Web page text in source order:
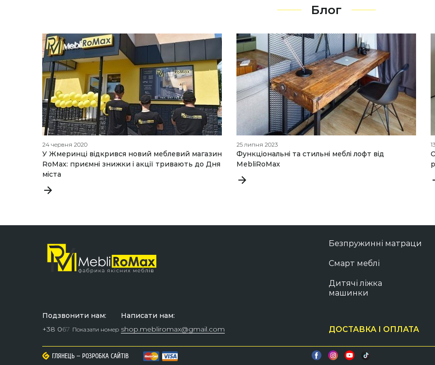
Блог
24 червня 2020
У Жмеринці відкрився новий меблевий магазин
RoMax: приємні знижки і акції тривають до Дня
міста
25 липня 2023
Функціональні та стильні меблі лофт від
MebliRoMax
Безпружинні матраци
Смарт меблі
Дитячі ліжка
машинки
Подзвонити нам:
+38 067 Показати номер
Написати нам:
shop.mebliromax@gmail.com
ДОСТАВКА І ОПЛАТА
ГЛЯНЕЦЬ – РОЗРОБКА САЙТІВ
ГЛЯНЕЦЬ – РОЗРОБКА САЙТІВ